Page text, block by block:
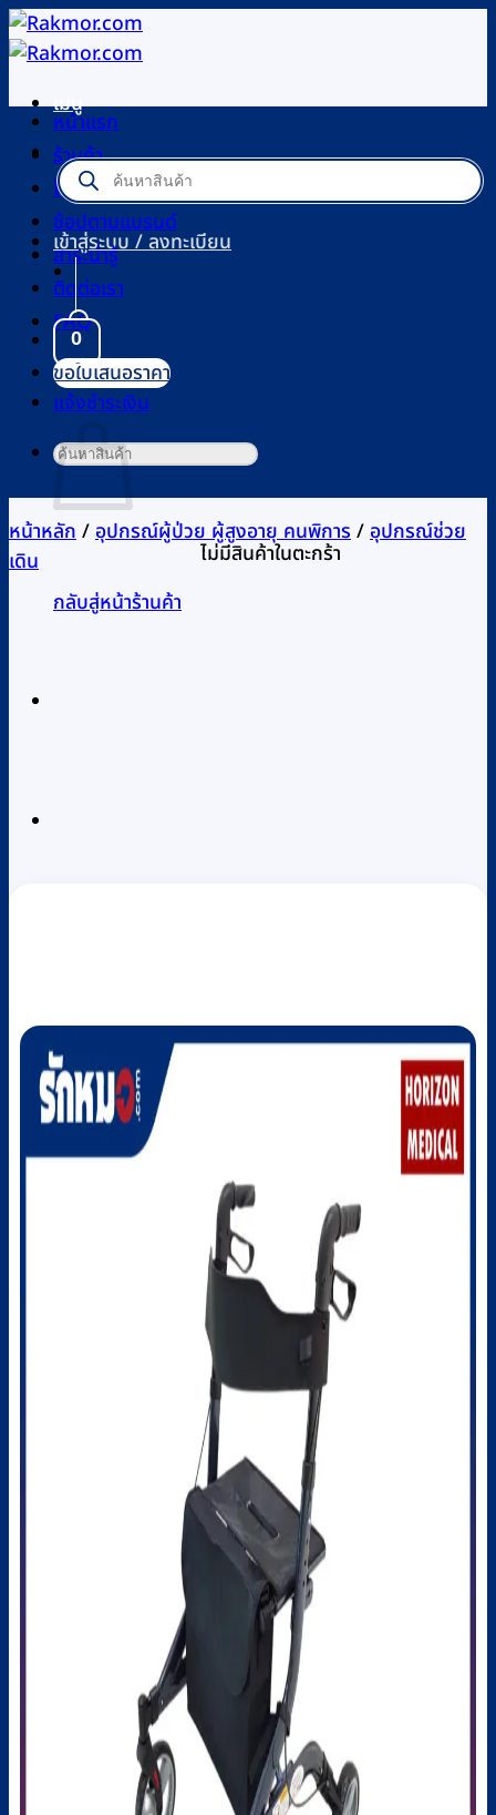
ข้าม
ไป
เนื้อหาเมนู
Products
search
เข้าสู่ระบบ / ลงทะเบียน
0
ตะกร้าสินค้า
ไม่มีสินค้าในตะกร้า
กลับสู่หน้าร้านค้า
หน้าแรก
ร้านค้า
โปรโมชัน
ช้อปตามแบรนด์
สาระน่ารู้
ติดต่อเรา
FAQ
ขอใบเสนอราคา
แจ้งชำระเงิน
ค้นหา:
หน้าหลัก/อุปกรณ์ผู้ป่วย ผู้สูงอายุ คนพิการ/อุปกรณ์ช่วย
เดิน